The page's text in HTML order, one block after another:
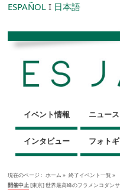
ESPAÑOL I 日本語
イベント情報 ニュース
インタビュー フォト
現在のページ : ホーム » 終了イベント一覧»
開催中止[東京] 世界最高峰のフラメンコダン